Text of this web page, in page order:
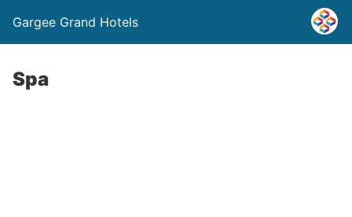
Gargee Grand Hotels
Spa